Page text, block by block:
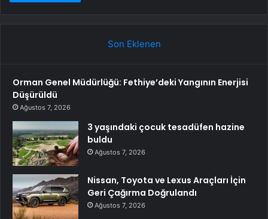
Son Eklenen
Orman Genel Müdürlüğü: Fethiye’deki Yangının Enerjisi
Düşürüldü
Ağustos 7, 2026
3 yaşındaki çocuk tesadüfen hazine
buldu
Ağustos 7, 2026
Nissan, Toyota ve Lexus Araçları İçin
Geri Çağırma Doğrulandı
Ağustos 7, 2026